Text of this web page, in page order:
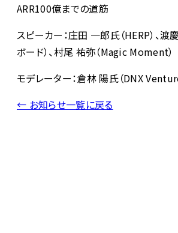
ARR100億までの道筋
スピーカー：庄田 一郎氏（HERP）、渡
ボード）、村尾 祐弥（Magic Moment）
モデレーター：倉林 陽氏（DNX
← お知らせ一覧に戻る